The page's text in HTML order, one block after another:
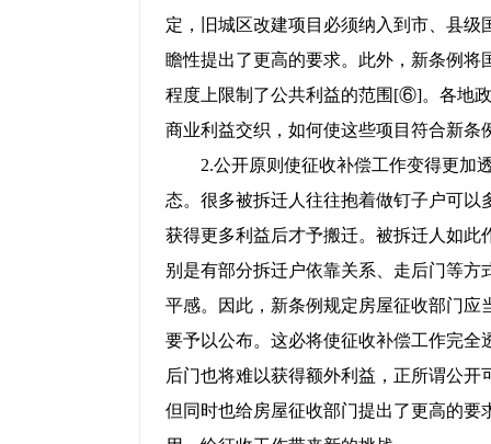
定，旧城区改建项目必须纳入到市、县
瞻性提出了更高的要求。此外，新条例
程度上限制了公共利益的范围[⑥]。各地
商业利益交织，如何使这些项目符合新
2.公开原则使征收补偿工作变得更加透
态。很多被拆迁人往往抱着做钉子户可
获得更多利益后才予搬迁。被拆迁人如
别是有部分拆迁户依靠关系、走后门等
平感。因此，新条例规定房屋征收部门
要予以公布。这必将使征收补偿工作完
后门也将难以获得额外利益，正所谓公
但同时也给房屋征收部门提出了更高的